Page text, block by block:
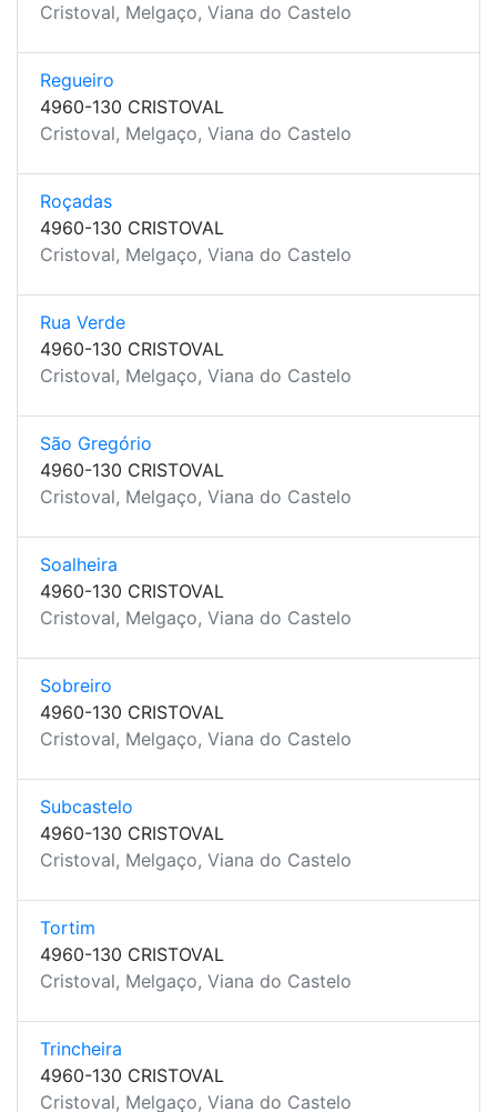
Cristoval, Melgaço, Viana do Castelo
Regueiro
4960-130 CRISTOVAL
Cristoval, Melgaço, Viana do Castelo
Roçadas
4960-130 CRISTOVAL
Cristoval, Melgaço, Viana do Castelo
Rua Verde
4960-130 CRISTOVAL
Cristoval, Melgaço, Viana do Castelo
São Gregório
4960-130 CRISTOVAL
Cristoval, Melgaço, Viana do Castelo
Soalheira
4960-130 CRISTOVAL
Cristoval, Melgaço, Viana do Castelo
Sobreiro
4960-130 CRISTOVAL
Cristoval, Melgaço, Viana do Castelo
Subcastelo
4960-130 CRISTOVAL
Cristoval, Melgaço, Viana do Castelo
Tortim
4960-130 CRISTOVAL
Cristoval, Melgaço, Viana do Castelo
Trincheira
4960-130 CRISTOVAL
Cristoval, Melgaço, Viana do Castelo